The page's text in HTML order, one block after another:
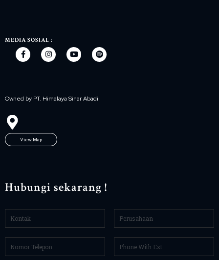
MEDIA SOSIAL :
Owned by PT. Himalaya Sinar Abadi
View Map
Hubungi sekarang !